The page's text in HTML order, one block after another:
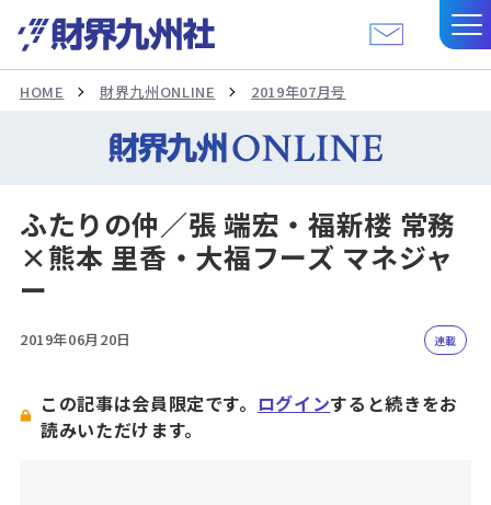
HOME 財界九州ONLINE 2019年07月号
ふたりの仲／張 端宏・福新楼 常務
×熊本 里香・大福フーズ マネジャ
ー
2019年06月20日 連載
この記事は会員限定です。 ログインすると続きをお
読みいただけます。